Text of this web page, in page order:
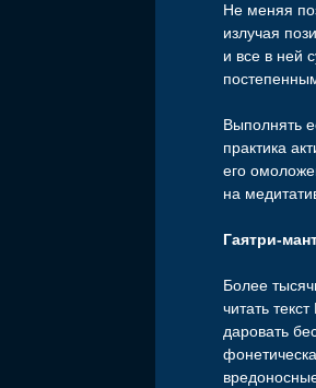
Не меняя
излучая
и все в ней
Выполнять
практика
его
на
Гаятри-
Более
читать
даровать